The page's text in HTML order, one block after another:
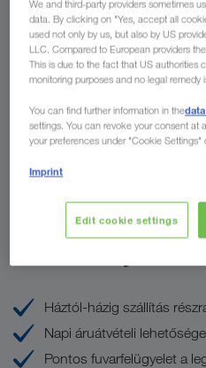
Hová
Ország
Háztól-házig szállítás
Napi áruátvételi
Pontos fuvarfelügyelet a
We and third-party providers sometimes
data. By clicking on "Yes, accept all
used not only by us, but also by US
LLC. Compared to European providers
This is due to the fact that US authorities
monitoring purposes and no legal remedy
You can find further information in the
settings. You can revoke your consent at
your preferences under "Cookie Settings"
Imprint
Edit cookie settings